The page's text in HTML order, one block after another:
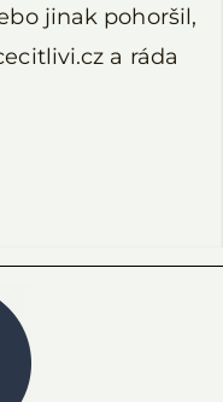
jinak pohoršil,
a ráda